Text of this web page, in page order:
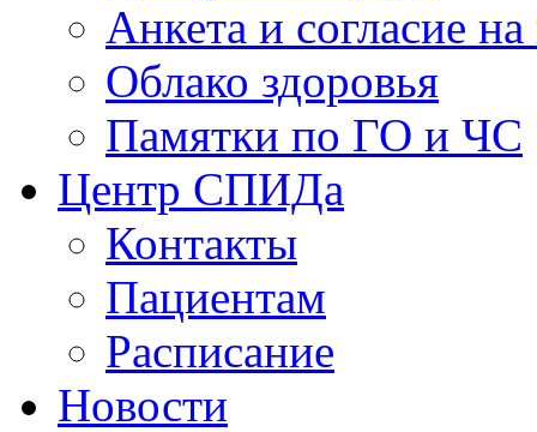
Анкета и согласие
Облако здоровья
Памятки по ГО и ЧС
Центр СПИДа
Контакты
Пациентам
Расписание
Новости